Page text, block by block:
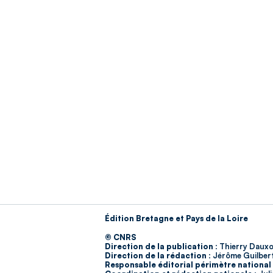
Édition Bretagne et Pays de la Loire
© CNRS
Direction de la publication : Thierry
Direction de la rédaction : Jérôme
Responsable éditorial périmètre national